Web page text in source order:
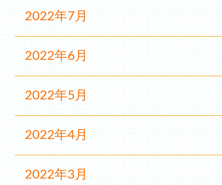
2022年7月
2022年6月
2022年5月
2022年4月
2022年3月